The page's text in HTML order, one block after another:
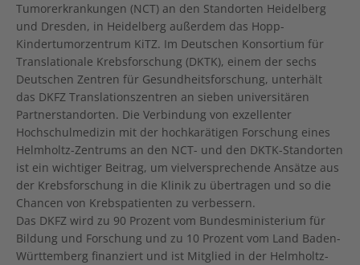
Tumorerkrankungen (NCT) an den Standorten Heidelberg
und Dresden, in Heidelberg außerdem das Hopp-
Kindertumorzentrum KiTZ. Im Deutschen Konsortium für
Translationale Krebsforschung (DKTK), einem der sechs
Deutschen Zentren für Gesundheitsforschung, unterhält
das DKFZ Translationszentren an sieben universitären
Partnerstandorten. Die Verbindung von exzellenter
Hochschulmedizin mit der hochkarätigen Forschung eines
Helmholtz-Zentrums an den NCT- und den DKTK-Standorten
ist ein wichtiger Beitrag, um vielversprechende Ansätze aus
der Krebsforschung in die Klinik zu übertragen und so die
Chancen von Krebspatienten zu verbessern.
Das DKFZ wird zu 90 Prozent vom Bundesministerium für
Bildung und Forschung und zu 10 Prozent vom Land Baden-
Württemberg finanziert und ist Mitglied in der Helmholtz-